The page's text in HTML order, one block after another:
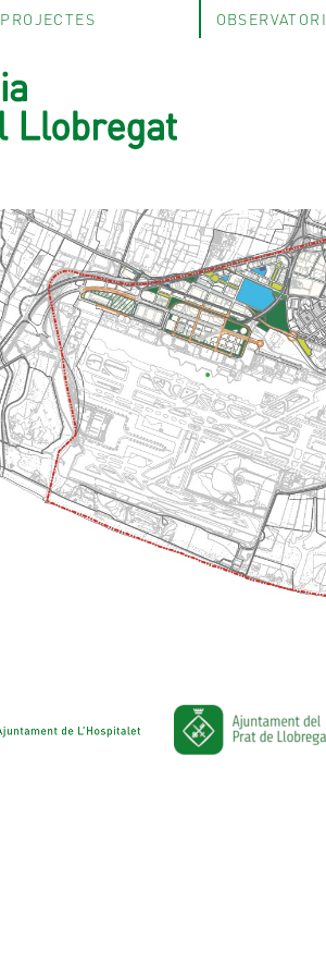
PROJECTES OBSERVATORI